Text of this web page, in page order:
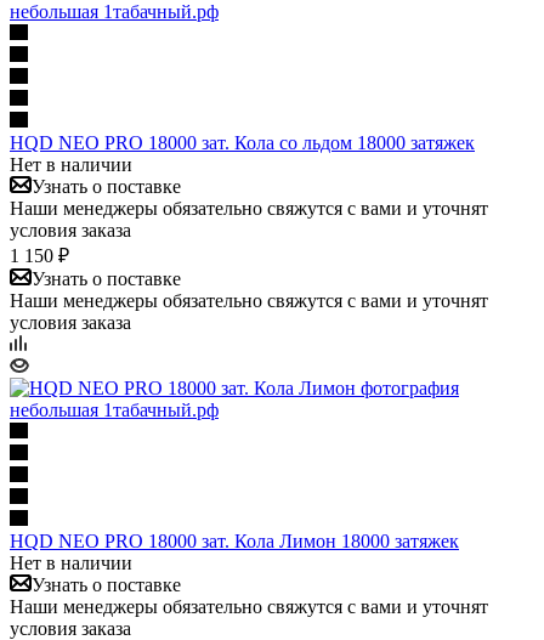
HQD NEO PRO 18000 зат. Кола со льдом 18000 затяжек
Нет в наличии
Узнать о поставке
Наши менеджеры обязательно свяжутся с вами и уточнят
условия заказа
1 150 ₽
Узнать о поставке
Наши менеджеры обязательно свяжутся с вами и уточнят
условия заказа
HQD NEO PRO 18000 зат. Кола Лимон 18000 затяжек
Нет в наличии
Узнать о поставке
Наши менеджеры обязательно свяжутся с вами и уточнят
условия заказа